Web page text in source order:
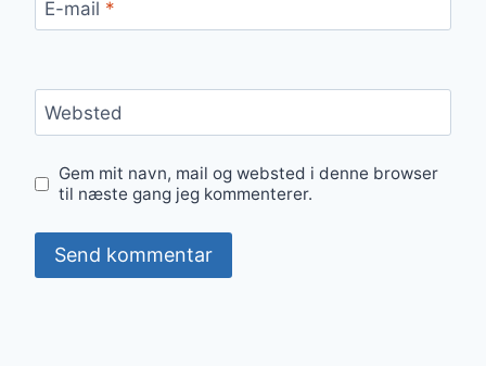
E-mail *
Websted
Gem mit navn, mail og websted i denne browser
til næste gang jeg kommenterer.